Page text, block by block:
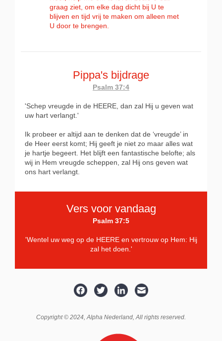
graag ziet, om elke dag dicht bij U te
blijven en tijd vrij te maken om alleen met
U door te brengen.
Pippa's bijdrage
Psalm 37:4
'Schep vreugde in de HEERE, dan zal Hij u geven wat
uw hart verlangt.'
Ik probeer er altijd aan te denken dat de ‘vreugde’ in
de Heer eerst komt; Hij geeft je niet zo maar alles wat
je hartje begeert. Het blijft een fantastische belofte; als
wij in Hem vreugde scheppen, zal Hij ons geven wat
ons hart verlangt.
Vers voor vandaag
Psalm 37:5
'Wentel uw weg op de HEERE en vertrouw op Hem: Hij
zal het doen.'
Copyright © 2024,Alpha Nederland, All rights reserved.